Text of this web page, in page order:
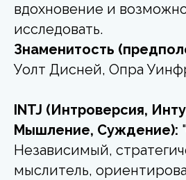
вдохновение и
исследовать.
Знаменитость
Уолт Дисней, Опра
INTJ (Интроверсия,
Мышление, Суждение):
Независимый,
мыслитель,